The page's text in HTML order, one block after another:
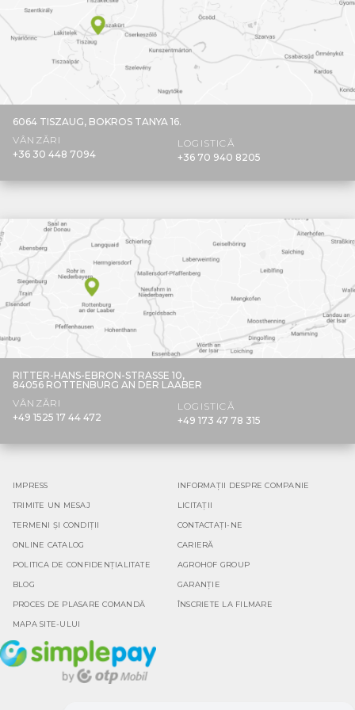
6064 TISZAUG, BOKROS TANYA 16.
VÂNZĂRI
+36 30 448 7094
LOGISTICĂ
+36 70 940 8205
RITTER-HANS-EBRON-STRASSE 10,
84056 ROTTENBURG AN DER LAABER
VÂNZĂRI
+49 1525 17 44 472
LOGISTICĂ
+49 173 47 78 315
IMPRESS INFORMAȚII DESPRE COMPANIE
TRIMITE UN MESAJ LICITAȚII
TERMENI ȘI CONDIȚII CONTACTAȚI-NE
ONLINE CATALOG CARIERĂ
POLITICA DE CONFIDENȚIALITATE AGROHOF GROUP
BLOG GARANȚIE
PROCES DE PLASARE COMANDĂ ÎNSCRIETE LA FILMARE
MAPA SITE-ULUI